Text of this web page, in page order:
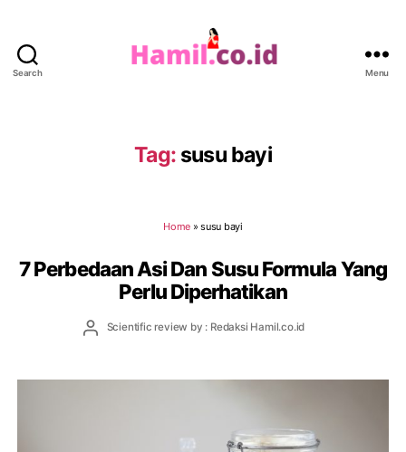
Search Menu
Tag: susu bayi
Home »susu bayi
7 Perbedaan Asi Dan Susu Formula Yang
Perlu Diperhatikan
PostScientific review by : Redaksi Hamil.co.id